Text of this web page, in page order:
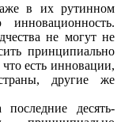
в их рутинном
инновационность.
не могут не
принципиально
есть инновации,
другие же
десять-